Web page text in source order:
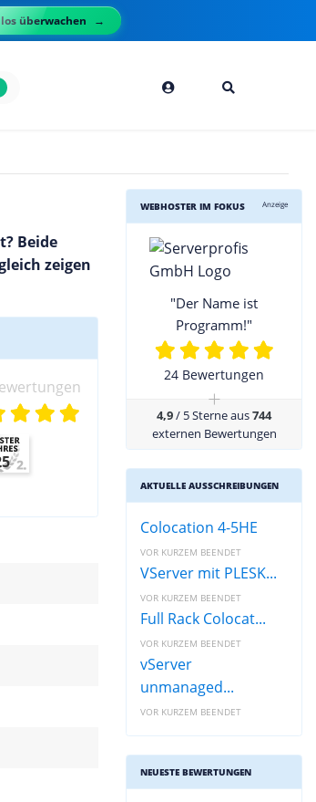
überwachen
Beide
zeigen
WEBHOSTER IM FOKUS Anzeige
"Der Name ist
Programm!"
24 Bewertungen
+
4,9/ 5 Sterne aus744
externen Bewertungen
AKTUELLE AUSSCHREIBUNGEN
Colocation 4-5HE
VOR KURZEM BEENDET
VServer mit PLESK...
VOR KURZEM BEENDET
Full Rack Colocat...
VOR KURZEM BEENDET
vServer
unmanaged...
VOR KURZEM BEENDET
NEUESTE BEWERTUNGEN